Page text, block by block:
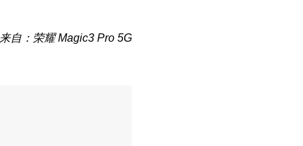
来自：荣耀 Magic3 Pro 5G